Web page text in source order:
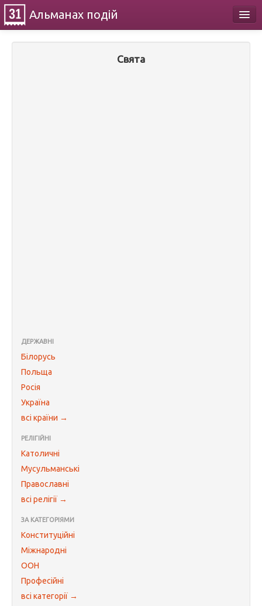
Альманах подій
Свята
ДЕРЖАВНІ
Білорусь
Польща
Росія
Україна
всі країни →
РЕЛІГІЙНІ
Католичні
Мусульманські
Православні
всі релігії →
ЗА КАТЕГОРІЯМИ
Конституційні
Міжнародні
ООН
Професійні
всі категорії →